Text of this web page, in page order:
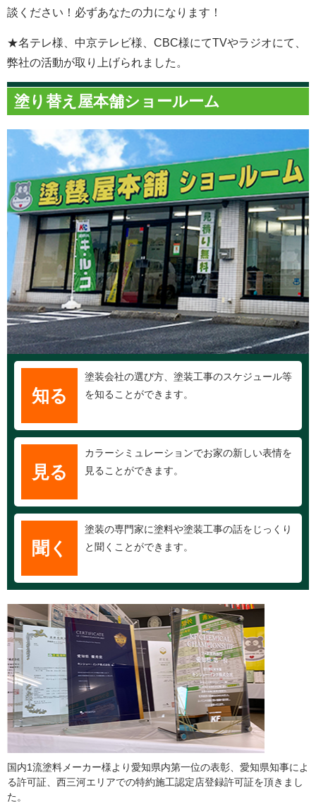
談ください！必ずあなたの力になります！
★名テレ様、中京テレビ様、CBC様にてTVやラジオにて、
弊社の活動が取り上げられました。
塗り替え屋本舗ショールーム
知る
塗装会社の選び方、塗装工事のスケジュール等
を知ることができます。
見る
カラーシミュレーションでお家の新しい表情を
見ることができます。
聞く
塗装の専門家に塗料や塗装工事の話をじっくり
と聞くことができます。
国内1流塗料メーカー様より愛知県内第一位の表彰、愛知県知事によ
る許可証、西三河エリアでの特約施工認定店登録許可証を頂きまし
た。